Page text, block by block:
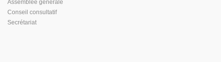
Assemblée générale
Conseil consultatif
Secrétariat